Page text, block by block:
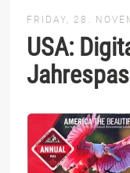
FRIDAY, 28.
USA: